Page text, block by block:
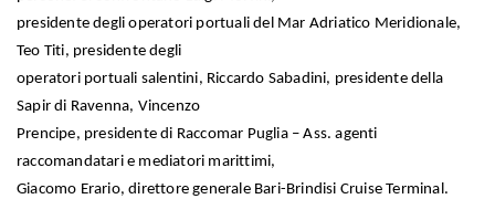
presidente degli operatori portuali del Mar Adriatico Meridionale,
Teo Titi, presidente degli
operatori portuali salentini, Riccardo Sabadini, presidente della
Sapir di Ravenna, Vincenzo
Prencipe, presidente di Raccomar Puglia – Ass. agenti
raccomandatari e mediatori marittimi,
Giacomo Erario, direttore generale Bari-Brindisi Cruise Terminal.